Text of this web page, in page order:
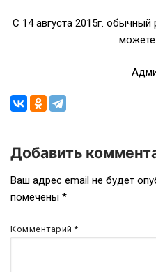
С 14 августа 2015г.
можете
Навигация
по
записям
Добавить
Ваш адрес email не будет
помечены *
Комментарий*